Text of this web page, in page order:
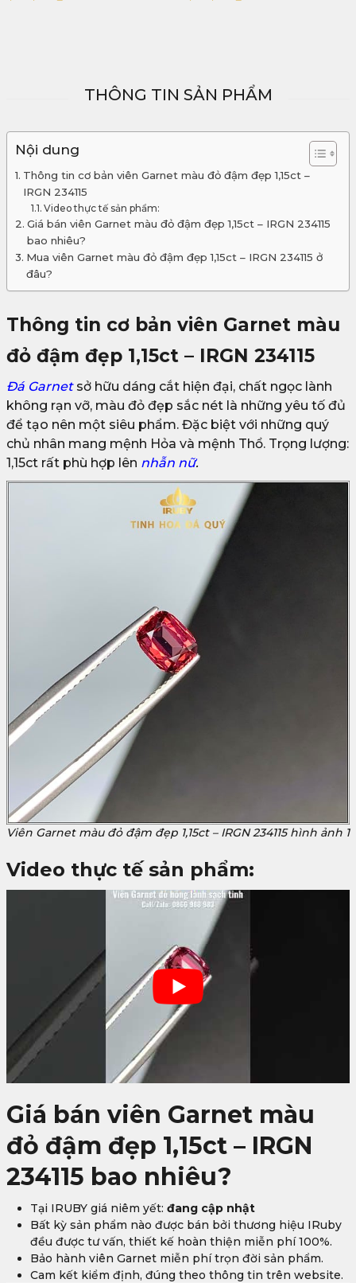
THÔNG TIN SẢN PHẨM
Nội dung
Thông tin cơ bản viên Garnet màu đỏ đậm đẹp 1,15ct –
IRGN 234115
Video thực tế sản phẩm:
Giá bán viên Garnet màu đỏ đậm đẹp 1,15ct – IRGN 234115
bao nhiêu?
Mua viên Garnet màu đỏ đậm đẹp 1,15ct – IRGN 234115 ở
đâu?
Thông tin cơ bản viên Garnet màu
đỏ đậm đẹp 1,15ct – IRGN 234115
Đá Garnetsở hữu dáng cắt hiện đại, chất ngọc lành
không rạn vỡ, màu đỏ đẹp sắc nét là những yêu tố đủ
để tạo nên một siêu phẩm. Đặc biệt với những quý
chủ nhân mang mệnh Hỏa và mệnh Thổ. Trọng lượng:
1,15ct rất phù hợp lên nhẫn nữ.
Viên Garnet màu đỏ đậm đẹp 1,15ct – IRGN 234115 hình ảnh 1
Video thực tế sản phẩm:
Giá bán viên Garnet màu
đỏ đậm đẹp 1,15ct – IRGN
234115 bao nhiêu?
Tại IRUBY giá niêm yết: đang cập nhật
Bất kỳ sản phẩm nào được bán bởi thương hiệu IRuby
đều được tư vấn, thiết kế hoàn thiện miễn phí 100%.
Bảo hành viên Garnet miễn phí trọn đời sản phẩm.
Cam kết kiểm định, đúng theo thông tin trên website.